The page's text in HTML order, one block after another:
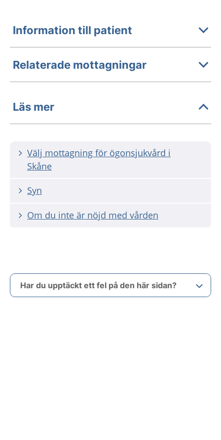
Information till patient
Relaterade mottagningar
Läs mer
Välj mottagning för ögonsjukvård i
Skåne
Syn
Om du inte är nöjd med vården
Har du upptäckt ett fel på den här sidan?